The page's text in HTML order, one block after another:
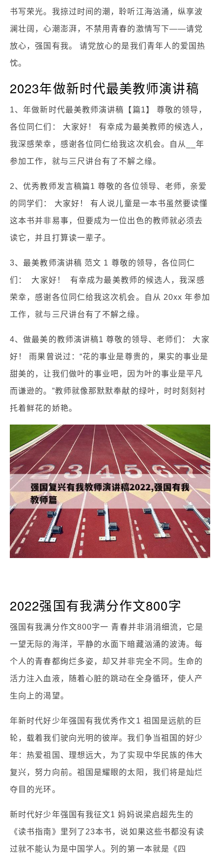
书写荣光。我掠过时间的潮，聆听江海汹涌，纵享波
澜壮阔，心潮澎湃，不禁用青春的激情写下——请党
放心，强国有我。 请党放心的是我们青年人的爱国热
忱。
2023年做新时代最美教师演讲稿
1、年做新时代最美教师演讲稿【篇1】 尊敬的领导，
各位同仁们： 大家好！ 有幸成为最美教师的候选人，
我深感荣幸，感谢各位同仁给我这次机会。自从__年
参加工作，就与三尺讲台有了不解之缘。
2、优秀教师发言稿篇1 尊敬的各位领导、老师，亲爱
的同学们： 大家好！ 有人说儿童是一本书虽然要读懂
这本书并非易事，但要成为一位出色的教师就必须去
读它，并且打算读一辈子。
3、最美教师演讲稿 范文 1 尊敬的领导，各位同仁
们： 大家好！ 有幸成为最美教师的候选人，我深感
荣幸，感谢各位同仁给我这次机会。自从 20xx 年参加
工作，就与三尺讲台有了不解之缘。
4、做最美的教师演讲稿1 尊敬的领导、老师们： 大家
好！ 雨果曾说过：“花的事业是尊贵的，果实的事业是
甜美的，让我们做叶的事业吧，因为叶的事业是平凡
而谦逊的。”教师就像那默默奉献的绿叶，时时刻刻衬
托着鲜花的娇艳。
2022强国有我满分作文800字
强国有我满分作文800字一 青春并非涓涓细流，它是
一望无际的海洋，平静的水面下暗藏汹涌的波涛。每
个人的青春都绚烂多姿，却又并非完全不同。生命的
活力注入血液，随着心脏的跳动在全身循环，使人产
生向上的渴望。
年新时代好少年强国有我优秀作文1 祖国是远航的巨
轮，载着我们驶向光明的彼岸。我们争当祖国的好少
年：热爱祖国、理想远大，为了实现中华民族的伟大
复兴，努力向前。祖国是耀眼的太阳，我们将是灿烂
夺目的光环。
新时代好少年强国有我征文1 妈妈说梁启超先生的
《读书指南》里列了23本书，说如果这些书都没有读
过就不能认为是中国学人。列的第一本就是《四